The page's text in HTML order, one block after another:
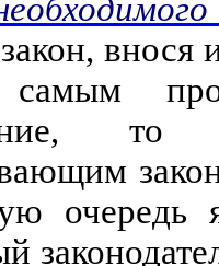
внося
очередь